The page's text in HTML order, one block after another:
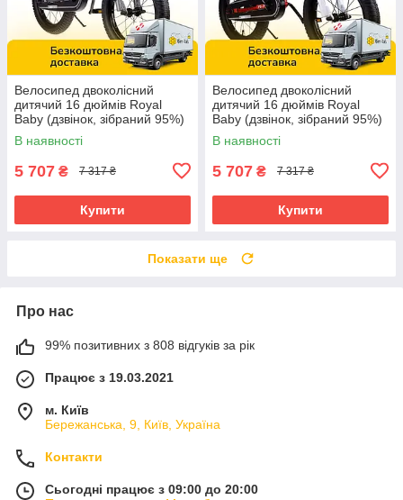
Велосипед двоколісний
дитячий 16 дюймів Royal
Baby (дзвінок, зібраний 95%)
7TH FREESTYLE RB16B-6P
Сірий
В наявності
5 707 ₴ 7 317 ₴
Купити
Велосипед двоколісний
дитячий 16 дюймів Royal
Baby (дзвінок, зібраний 95%)
7TH FREESTYLE RB16B-6P
Червоний
В наявності
5 707 ₴ 7 317 ₴
Купити
Показати ще
Про нас
99% позитивних з 808 відгуків за рік
Працює з 19.03.2021
м. Київ
Бережанська, 9, Київ, Україна
Контакти
Сьогодні працює з 09:00 до 20:00